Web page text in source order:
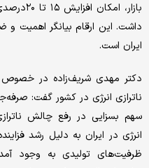
بازار،
داشت. این ارقام بیانگر اهمیت و
ایران است.
دکتر مهدی شریف‌‌‌زاده در
ناترازی انرژی در کشور گفت:
سهم بسزایی در رفع چالش
انرژی در ایران به دلیل رشد
ظرفیت‌‌‌های تولیدی به وجود